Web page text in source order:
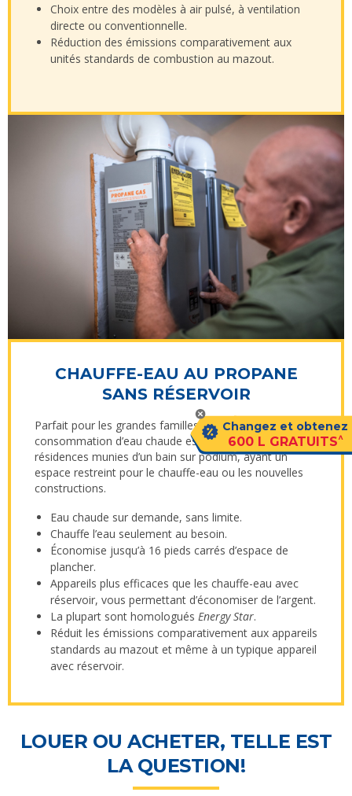
Choix entre des modèles à air pulsé, à ventilation
directe ou conventionnelle.
Réduction des émissions comparativement aux
unités standards de combustion au mazout.
CHAUFFE-EAU AU PROPANE
SANS RÉSERVOIR
Parfait pour les grandes familles dont la
consommation d’eau chaude est plus élevée, les
résidences munies d’un bain sur podium, ayant un
espace restreint pour le chauffe-eau ou les nouvelles
constructions.
Eau chaude sur demande, sans limite.
Chauffe l’eau seulement au besoin.
Économise jusqu’à 16 pieds carrés d’espace de
plancher.
Appareils plus efficaces que les chauffe-eau avec
réservoir, vous permettant d’économiser de l’argent.
La plupart sont homologués Energy Star.
Réduit les émissions comparativement aux appareils
standards au mazout et même à un typique appareil
avec réservoir.
LOUER OU ACHETER, TELLE EST
LA QUESTION!
Changez et obtenez
600 L GRATUITS^